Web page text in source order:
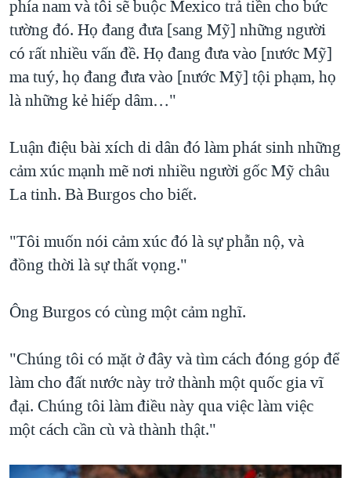
phía nam và tôi sẽ buộc Mexico trả tiền cho bức
tường đó. Họ đang đưa [sang Mỹ] những người
có rất nhiều vấn đề. Họ đang đưa vào [nước Mỹ]
ma tuý, họ đang đưa vào [nước Mỹ] tội phạm, họ
là những kẻ hiếp dâm…"
Luận điệu bài xích di dân đó làm phát sinh những
cảm xúc mạnh mẽ nơi nhiều người gốc Mỹ châu
La tinh. Bà Burgos cho biết.
"Tôi muốn nói cảm xúc đó là sự phẫn nộ, và
đồng thời là sự thất vọng."
Ông Burgos có cùng một cảm nghĩ.
"Chúng tôi có mặt ở đây và tìm cách đóng góp để
làm cho đất nước này trở thành một quốc gia vĩ
đại. Chúng tôi làm điều này qua việc làm việc
một cách cần cù và thành thật."